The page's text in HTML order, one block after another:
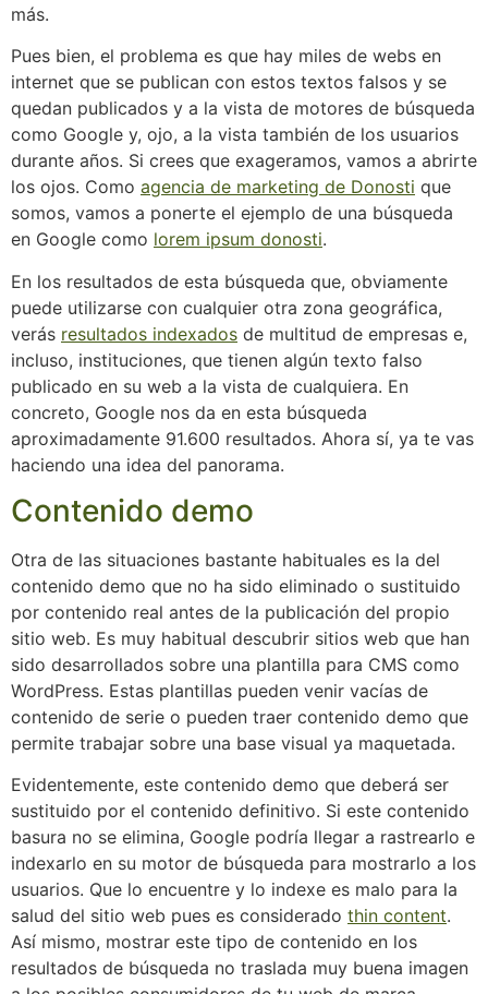
más.
Pues bien, el problema es que hay miles de webs en
internet que se publican con estos textos falsos y se
quedan publicados y a la vista de motores de búsqueda
como Google y, ojo, a la vista también de los usuarios
durante años. Si crees que exageramos, vamos a abrirte
los ojos. Como agencia de marketing de Donosti que
somos, vamos a ponerte el ejemplo de una búsqueda
en Google como lorem ipsum donosti.
En los resultados de esta búsqueda que, obviamente
puede utilizarse con cualquier otra zona geográfica,
verás resultados indexados de multitud de empresas e,
incluso, instituciones, que tienen algún texto falso
publicado en su web a la vista de cualquiera. En
concreto, Google nos da en esta búsqueda
aproximadamente 91.600 resultados. Ahora sí, ya te vas
haciendo una idea del panorama.
Contenido demo
Otra de las situaciones bastante habituales es la del
contenido demo que no ha sido eliminado o sustituido
por contenido real antes de la publicación del propio
sitio web. Es muy habitual descubrir sitios web que han
sido desarrollados sobre una plantilla para CMS como
WordPress. Estas plantillas pueden venir vacías de
contenido de serie o pueden traer contenido demo que
permite trabajar sobre una base visual ya maquetada.
Evidentemente, este contenido demo que deberá ser
sustituido por el contenido definitivo. Si este contenido
basura no se elimina, Google podría llegar a rastrearlo e
indexarlo en su motor de búsqueda para mostrarlo a los
usuarios. Que lo encuentre y lo indexe es malo para la
salud del sitio web pues es considerado thin content.
Así mismo, mostrar este tipo de contenido en los
resultados de búsqueda no traslada muy buena imagen